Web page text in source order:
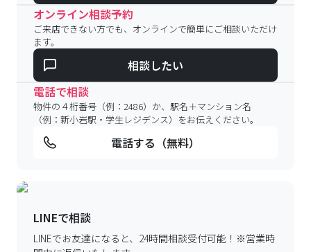
オンライン相談予約
ご来店できない方でも、オンラインで簡単にご相談いただけ
ます。
相談したい
電話で相談
物件の４桁番号（例：2486）か、駅名＋マンション名
（例：新小岩駅・学生レジデンス）をお伝えください。
電話する（無料）
LINEで相談
LINEでお友達になると、24時間相談受付可能！ ※営業時